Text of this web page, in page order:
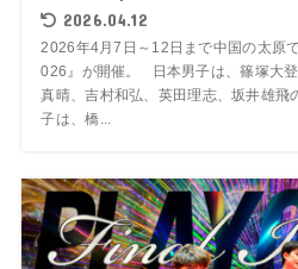
2026.04.12
2026年4月7日～12日まで中国の太原
026』が開催。 日本男子は、篠塚大
真晴、吉村和弘、英田理志、坂井雄飛
子は、橋...